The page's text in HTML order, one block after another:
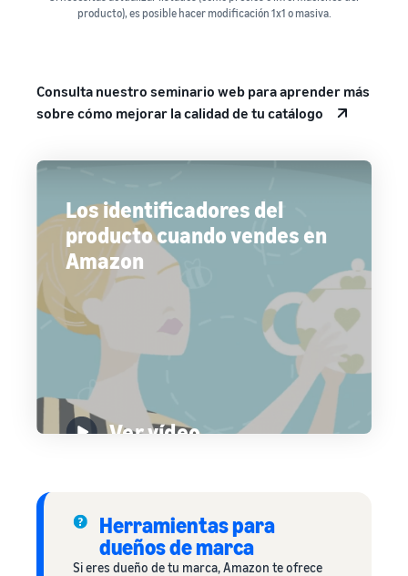
producto), es posible hacer modificación 1x1 o masiva.
Consulta nuestro seminario web para aprender más
sobre cómo mejorar la calidad de tu catálogo
Los identificadores del
producto cuando vendes en
Amazon
Ver vídeo
Herramientas para
dueños de marca
Si eres dueño de tu marca, Amazon te ofrece